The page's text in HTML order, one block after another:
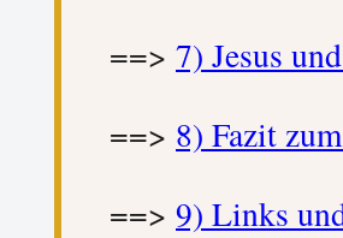
==> 7) Jesus
==> 8) Fazit
==> 9) Links